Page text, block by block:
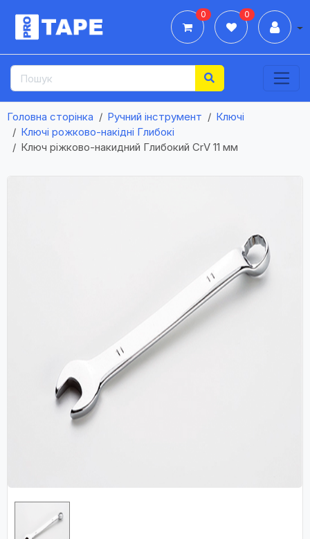
0 0
Головна сторінка Ручний інструмент
Ключі
Ключі рожково-накідні Глибокі
Ключ ріжково-накидний Глибокий CrV 11 мм